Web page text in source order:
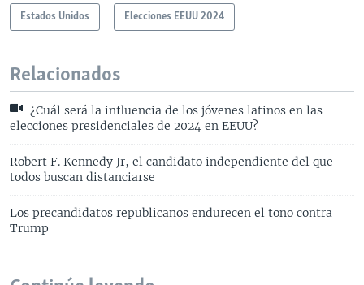
Estados Unidos Elecciones EEUU 2024
Relacionados
¿Cuál será la influencia de los jóvenes latinos en las
elecciones presidenciales de 2024 en EEUU?
Robert F. Kennedy Jr, el candidato independiente del que
todos buscan distanciarse
Los precandidatos republicanos endurecen el tono contra
Trump